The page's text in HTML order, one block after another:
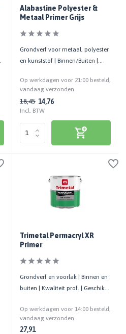
Alabastine Polyester &
Metaal Primer Grijs
Grondverf voor metaal, polyester
en kunststof | Binnen/Buiten |
Op werkdagen voor 21:00 besteld,
vandaag verzonden
18,45 14,76
Incl. BTW
Trimetal Permacryl XR
Primer
Grondverf en voorlak | Binnen en
buiten | Kwaliteit prof. | Geschikt
Op werkdagen voor 14:00 besteld,
vandaag verzonden
27,91